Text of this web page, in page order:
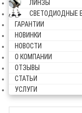
ЛИНЗЫ
СВЕТОДИОДНЫЕ
ГАРАНТИИ
НОВИНКИ
НОВОСТИ
О КОМПАНИИ
ОТЗЫВЫ
СТАТЬИ
УСЛУГИ